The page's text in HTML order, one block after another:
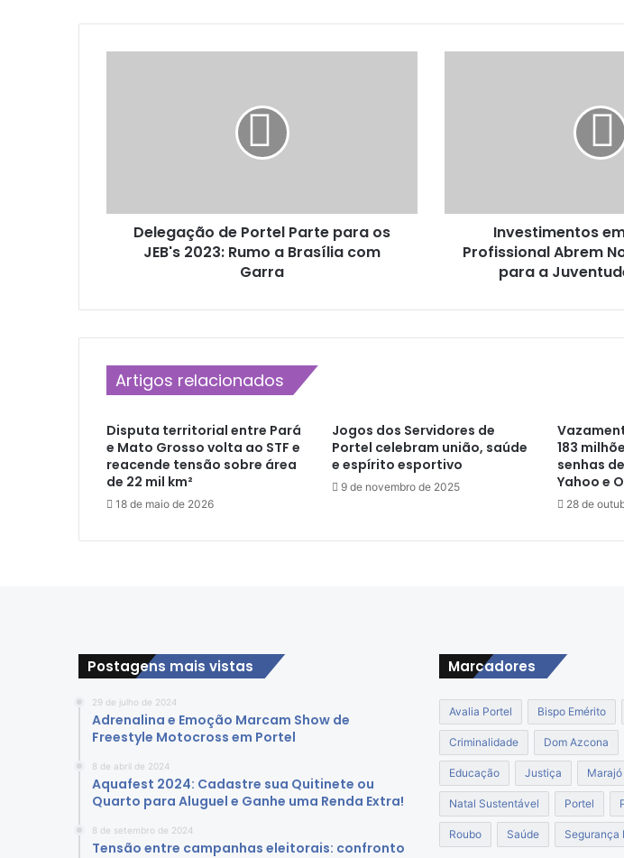
o
r
l
t
p
s
0
2
3
R
u
o
Delegação de Portel Parte para os
JEB's 2023: Rumo a Brasília com
Garra
e
e
ç
ã
n
l
A
b
r
e
m
N
o
Investimentos
Profissional Abrem
para a
Artigos relacionados
Disputa territorial entre Pará
e Mato Grosso volta ao STF e
reacende tensão sobre área
de 22 mil km²
18 de maio de 2026
Jogos dos Servidores de
Portel celebram união, saúde
e espírito esportivo
9 de novembro de 2025
183
senhas
Yahoo e
28 de
Postagens mais vistas
29 de julho de 2024
Adrenalina e Emoção Marcam Show de
Freestyle Motocross em Portel
8 de abril de 2024
Aquafest 2024: Cadastre sua Quitinete ou
Quarto para Aluguel e Ganhe uma Renda Extra!
8 de setembro de 2024
Tensão entre campanhas eleitorais: confronto
Marcadores
Avalia Portel Bispo Emérito
Criminalidade Dom Azcona
Educação Justiça Marajó
Natal Sustentável Portel
Roubo Saúde Segurança